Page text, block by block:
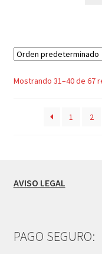
Mostrando 31–40 de 67
1 2
AVISO LEGAL
PAGO SEGURO: